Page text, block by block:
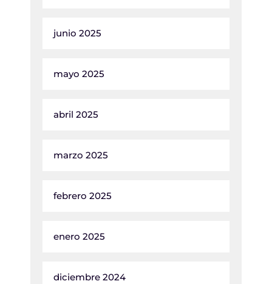
junio 2025
mayo 2025
abril 2025
marzo 2025
febrero 2025
enero 2025
diciembre 2024